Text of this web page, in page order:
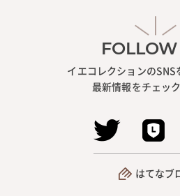
イエコレクションのSNS
最新情報をチェッ
はてなブ